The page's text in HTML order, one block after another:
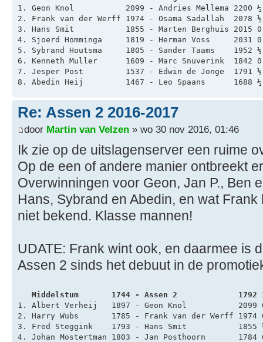
1. Geon Knol           2099 - Andries Mellema 2200
2. Frank van der Werff 1974 - Osama Sadallah  2078
3. Hans Smit           1855 - Marten Berghuis 2015
4. Sjoerd Homminga     1819 - Herman Voss     2031
5. Sybrand Houtsma     1805 - Sander Taams    1952
6. Kenneth Muller      1609 - Marc Snuverink  1842
7. Jesper Post         1537 - Edwin de Jonge  1791
8. Abedin Heij         1467 - Leo Spaans      1688
Re: Assen 2 2016-2017
door Martin van Velzen » wo 30 nov 2016, 01:46
Ik zie op de uitslagenserver een ruime
Op de een of andere manier ontbreekt
Overwinningen voor Geon, Jan P., Ben
Hans, Sybrand en Abedin, en wat
niet bekend. Klasse mannen!
UDATE: Frank wint ook, en daarmee is
Assen 2 sinds het debuut in de
Middelstum       1744 - Assen 2             1792
1. Albert Verheij   1897 - Geon Knol           2099
2. Harry Wubs       1785 - Frank van der Werff
3. Fred Steggink    1793 - Hans Smit           1855
4. Johan Mostertman 1803 - Jan Posthoorn